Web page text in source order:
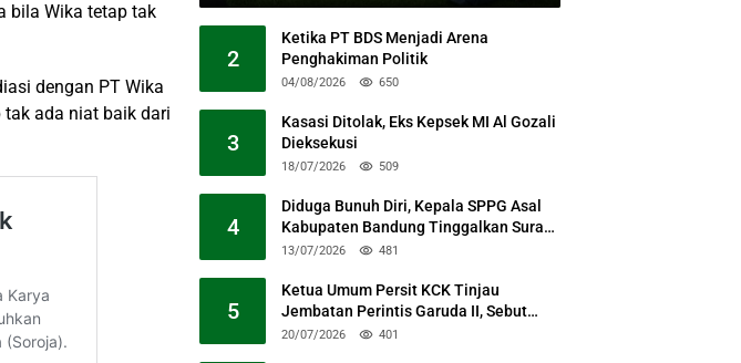
bila Wika tetap tak
dengan PT Wika
ada niat baik dari
2
Ketika PT BDS Menjadi Arena
Penghakiman Politik
04/08/2026 650
3
Kasasi Ditolak, Eks Kepsek MI Al Gozali
Dieksekusi
18/07/2026 509
4
Diduga Bunuh Diri, Kepala SPPG Asal
Kabupaten Bandung Tinggalkan Surat
Permohonan Maaf
13/07/2026 481
5
Ketua Umum Persit KCK Tinjau
Jembatan Perintis Garuda II, Sebut
Simbol Kebersamaan TNI dan Rakyat
20/07/2026 401